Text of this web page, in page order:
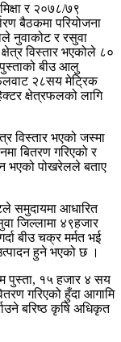
र २०७८/७९
बैठकमा परियोजना
नुवाकोट र रसुवा
विस्तार भएकोले ८०
बीउ आलु
२८सय मेट्रिक
क्षेत्रफलको लागि
विस्तार भएको जस्मा
बितरण गरिएको र
भएको पोखरेलले बताए
समुदायमा आधारित
जिल्लामा ४९हजार
बीउ चक्र मर्मत भई
हुने भएको छ ।
पुस्ता, १५ हजार ४ सय
गरिएको हुँदा आगामि
बरिष्ठ कृषि अधिकृत